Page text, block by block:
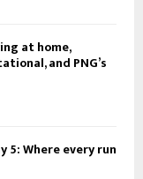
at home,
and PNG’s
5: Where every run